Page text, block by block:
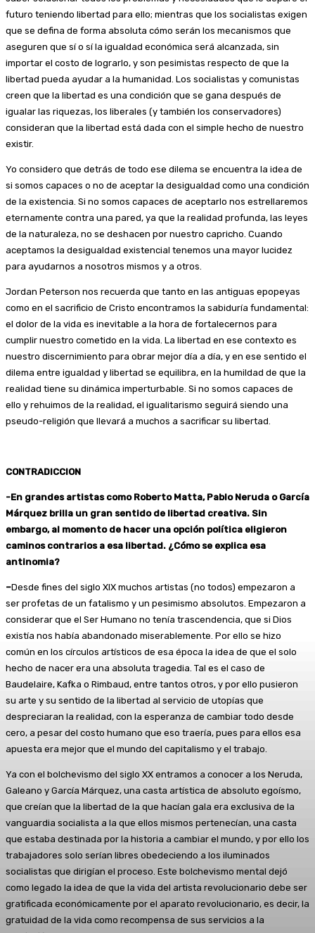
futuro teniendo libertad para ello; mientras que los socialistas exigen
que se defina de forma absoluta cómo serán los mecanismos que
aseguren que sí o sí la igualdad económica será alcanzada, sin
importar el costo de lograrlo, y son pesimistas respecto de que la
libertad pueda ayudar a la humanidad. Los socialistas y comunistas
creen que la libertad es una condición que se gana después de
igualar las riquezas, los liberales (y también los conservadores)
consideran que la libertad está dada con el simple hecho de nuestro
existir.
Yo considero que detrás de todo ese dilema se encuentra la idea de
si somos capaces o no de aceptar la desigualdad como una condición
de la existencia. Si no somos capaces de aceptarlo nos estrellaremos
eternamente contra una pared, ya que la realidad profunda, las leyes
de la naturaleza, no se deshacen por nuestro capricho. Cuando
aceptamos la desigualdad existencial tenemos una mayor lucidez
para ayudarnos a nosotros mismos y a otros.
Jordan Peterson nos recuerda que tanto en las antiguas epopeyas
como en el sacrificio de Cristo encontramos la sabiduría fundamental:
el dolor de la vida es inevitable a la hora de fortalecernos para
cumplir nuestro cometido en la vida. La libertad en ese contexto es
nuestro discernimiento para obrar mejor día a día, y en ese sentido el
dilema entre igualdad y libertad se equilibra, en la humildad de que la
realidad tiene su dinámica imperturbable. Si no somos capaces de
ello y rehuimos de la realidad, el igualitarismo seguirá siendo una
pseudo-religión que llevará a muchos a sacrificar su libertad.
CONTRADICCION
-En grandes artistas como Roberto Matta, Pablo Neruda o García
Márquez brilla un gran sentido de libertad creativa. Sin
embargo, al momento de hacer una opción política eligieron
caminos contrarios a esa libertad. ¿Cómo se explica esa
antinomia?
–Desde fines del siglo XIX muchos artistas (no todos) empezaron a
ser profetas de un fatalismo y un pesimismo absolutos. Empezaron a
considerar que el Ser Humano no tenía trascendencia, que si Dios
existía nos había abandonado miserablemente. Por ello se hizo
común en los círculos artísticos de esa época la idea de que el solo
hecho de nacer era una absoluta tragedia. Tal es el caso de
Baudelaire, Kafka o Rimbaud, entre tantos otros, y por ello pusieron
su arte y su sentido de la libertad al servicio de utopías que
despreciaran la realidad, con la esperanza de cambiar todo desde
cero, a pesar del costo humano que eso traería, pues para ellos esa
apuesta era mejor que el mundo del capitalismo y el trabajo.
Ya con el bolchevismo del siglo XX entramos a conocer a los Neruda,
Galeano y García Márquez, una casta artística de absoluto egoísmo,
que creían que la libertad de la que hacían gala era exclusiva de la
vanguardia socialista a la que ellos mismos pertenecían, una casta
que estaba destinada por la historia a cambiar el mundo, y por ello los
trabajadores solo serían libres obedeciendo a los iluminados
socialistas que dirigían el proceso. Este bolchevismo mental dejó
como legado la idea de que la vida del artista revolucionario debe ser
gratificada económicamente por el aparato revolucionario, es decir, la
gratuidad de la vida como recompensa de sus servicios a la